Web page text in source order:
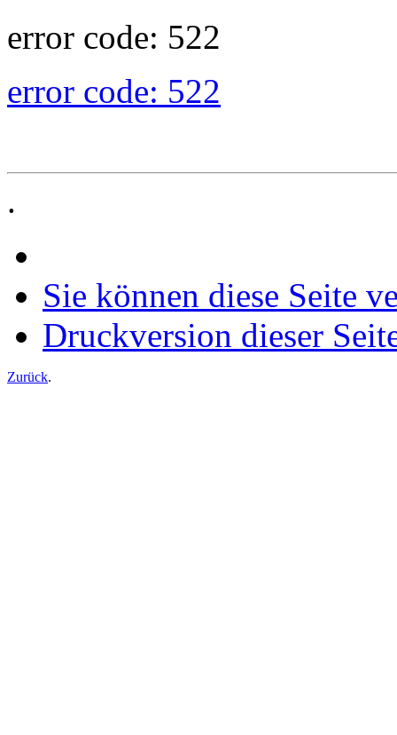
error code: 522
error code: 522
.
Sie können diese Seite
Druckversion dieser
Zurück.